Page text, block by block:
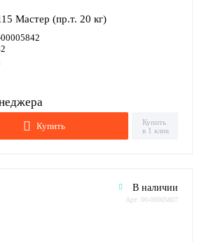
Мастер (пр.т. 20 кг)
Купить
Купить
в 1 клик
В наличии
Арт: 00-00005807